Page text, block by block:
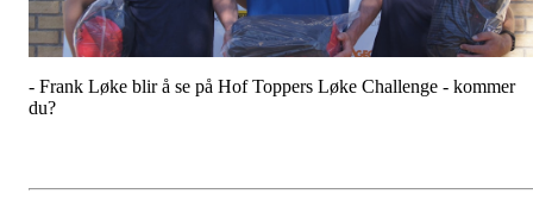
- Frank Løke blir å se på Hof Toppers Løke Challenge - kommer
du?